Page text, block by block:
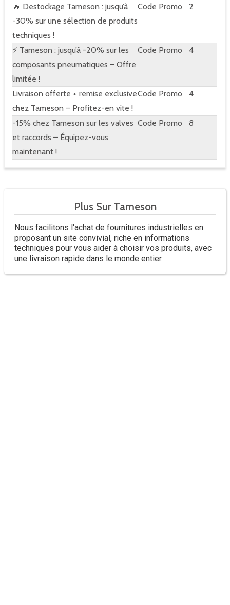
🔥 Destockage Tameson : jusqu’à
-30% sur une sélection de produits
techniques !
Code Promo 2
⚡ Tameson : jusqu’à -20% sur les
composants pneumatiques – Offre
limitée !
Code Promo 4
Livraison offerte + remise exclusive
chez Tameson – Profitez-en vite !
Code Promo 4
-15% chez Tameson sur les valves
et raccords – Équipez-vous
maintenant !
Code Promo 8
Plus Sur Tameson
Nous facilitons l'achat de fournitures industrielles en
proposant un site convivial, riche en informations
techniques pour vous aider à choisir vos produits, avec
une livraison rapide dans le monde entier.